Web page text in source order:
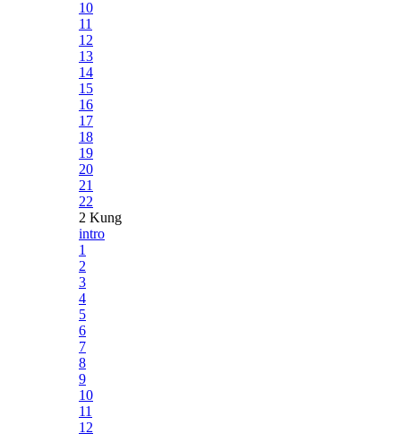
10
11
12
13
14
15
16
17
18
19
20
21
22
2 Kung
intro
1
2
3
4
5
6
7
8
9
10
11
12